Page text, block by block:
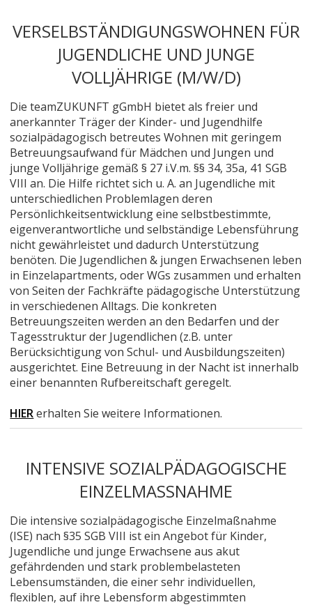
VERSELBSTÄNDIGUNGSWOHNEN FÜR
JUGENDLICHE UND JUNGE
VOLLJÄHRIGE (M/W/D)
Die teamZUKUNFT gGmbH bietet als freier und
anerkannter Träger der Kinder- und Jugendhilfe
sozialpädagogisch betreutes Wohnen mit geringem
Betreuungsaufwand für Mädchen und Jungen und
junge Volljährige gemäß § 27 i.V.m. §§ 34, 35a, 41 SGB
VIII an. Die Hilfe richtet sich u. A. an Jugendliche mit
unterschiedlichen Problemlagen deren
Persönlichkeitsentwicklung eine selbstbestimmte,
eigenverantwortliche und selbständige Lebensführung
nicht gewährleistet und dadurch Unterstützung
benöten. Die Jugendlichen & jungen Erwachsenen leben
in Einzelapartments, oder WGs zusammen und erhalten
von Seiten der Fachkräfte pädagogische Unterstützung
in verschiedenen Alltags. Die konkreten
Betreuungszeiten werden an den Bedarfen und der
Tagesstruktur der Jugendlichen (z.B. unter
Berücksichtigung von Schul- und Ausbildungszeiten)
ausgerichtet. Eine Betreuung in der Nacht ist innerhalb
einer benannten Rufbereitschaft geregelt.
HIERerhalten Sie weitere Informationen.
INTENSIVE SOZIALPÄDAGOGISCHE
EINZELMASSNAHME
Die intensive sozialpädagogische Einzelmaßnahme
(ISE) nach §35 SGB VIII ist ein Angebot für Kinder,
Jugendliche und junge Erwachsene aus akut
gefährdenden und stark problembelasteten
Lebensumständen, die einer sehr individuellen,
flexiblen, auf ihre Lebensform abgestimmten